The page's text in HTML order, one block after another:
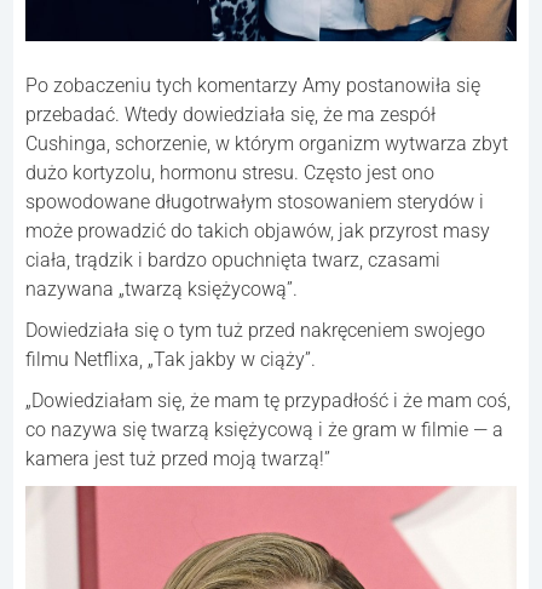
Po zobaczeniu tych komentarzy Amy postanowiła się
przebadać. Wtedy dowiedziała się, że ma zespół
Cushinga, schorzenie, w którym organizm wytwarza zbyt
dużo kortyzolu, hormonu stresu. Często jest ono
spowodowane długotrwałym stosowaniem sterydów i
może prowadzić do takich objawów, jak przyrost masy
ciała, trądzik i bardzo opuchnięta twarz, czasami
nazywana „twarzą księżycową”.
Dowiedziała się o tym tuż przed nakręceniem swojego
filmu Netflixa, „Tak jakby w ciąży”.
„Dowiedziałam się, że mam tę przypadłość i że mam coś,
co nazywa się twarzą księżycową i że gram w filmie — a
kamera jest tuż przed moją twarzą!”